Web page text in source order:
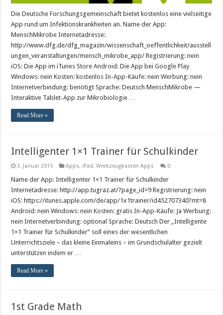
Die Deutsche Forschungsgemeinschaft bietet kostenlos eine vielseitige
App rund um Infektionskrankheiten an. Name der App:
MenschMikrobe Internetadresse:
http://www.dfg.de/dfg_magazin/wissenschaft_oeffentlichkeit/ausstell
ungen_veranstaltungen/mensch_mikrobe_app/ Registrierung: nein
iOS: Die App im iTunes Store Android: Die App bei Google Play
Windows: nein Kosten: kostenlos In-App-Käufe: nein Werbung: nein
Internetverbindung: benötigt Sprache: Deutsch MenschMikrobe —
Interaktive Tablet-App zur Mikrobiologie …
Read More »
Intelligenter 1×1 Trainer für Schulkinder
3. Januar 2015 Apps, iPad,Werkzeugkasten Apps 0
Name der App: Intelligenter 1×1 Trainer für Schulkinder
Internetadresse: http://app.tugraz.at/?page_id=9 Registrierung: nein
iOS: https://itunes.apple.com/de/app/1x1trainer/id452707340?mt=8
Android: nein Windows: nein Kosten: gratis In-App-Käufe: Ja Werbung:
nein Internetverbindung: optional Sprache: Deutsch Der „Intelligente
1×1 Trainer für Schulkinder“ soll eines der wesentlichen
Unterrichtsziele – das kleine Einmaleins – im Grundschulalter gezielt
unterstützen indem er …
Read More »
1st Grade Math